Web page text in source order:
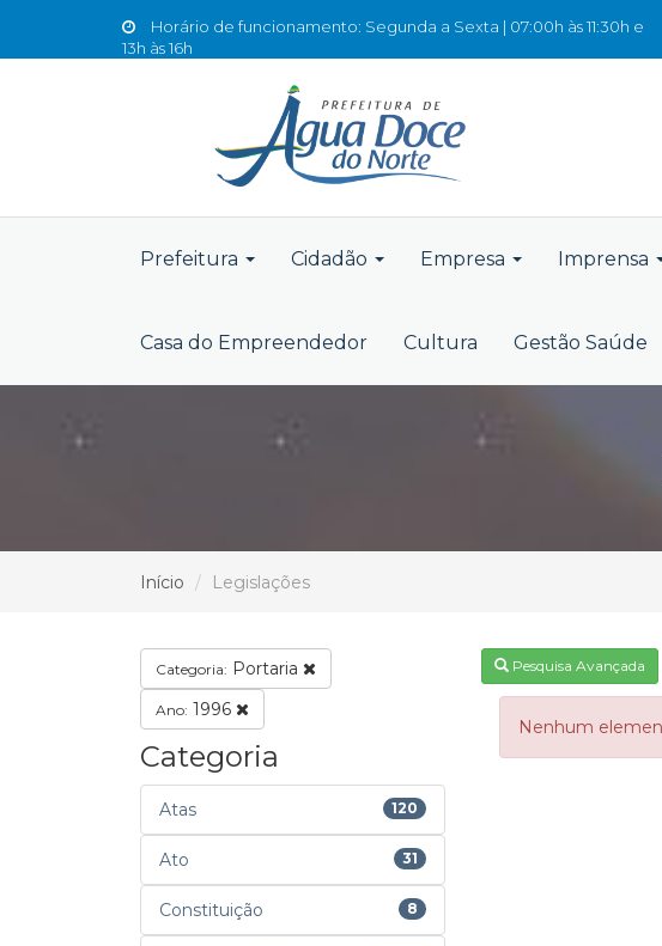
Horário de funcionamento: Segunda a Sexta | 07:00h às 11:30h e
13h às 16h
Prefeitura Cidadão Empresa Imprensa
Casa do Empreendedor Cultura Gestão Saúde
Início Legislações
Categoria: Portaria
Ano: 1996
Categoria
Atas 120
Ato 31
Constituição 8
Pesquisa Avançada
Nenhum